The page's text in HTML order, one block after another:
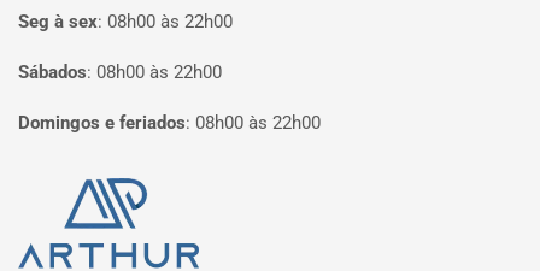
Seg à sex: 08h00 às 22h00
Sábados: 08h00 às 22h00
Domingos e feriados: 08h00 às 22h00
Página inicial